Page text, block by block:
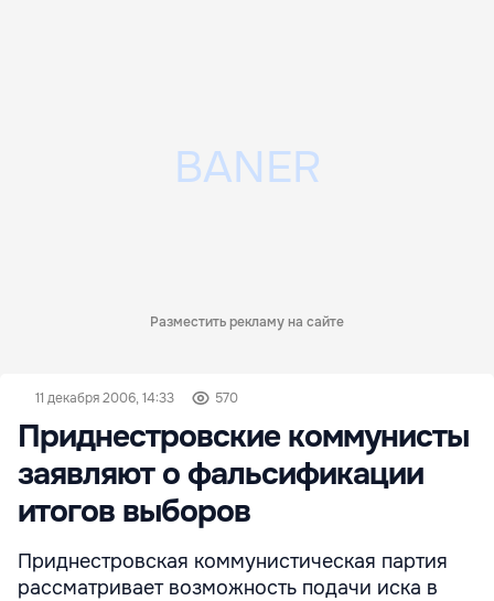
Разместить рекламу на сайте
11 декабря 2006, 14:33 570
Приднестровские коммунисты
заявляют о фальсификации
итогов выборов
Приднестровская коммунистическая партия
рассматривает возможность подачи иска в